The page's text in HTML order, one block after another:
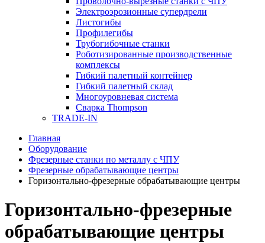
Электроэрозионные супердрели
Листогибы
Профилегибы
Трубогибочные станки
Роботизированные производственные
комплексы
Гибкий палетный контейнер
Гибкий палетный склад
Многоуровневая система
Сварка Thompson
TRADE-IN
Главная
Оборудование
Фрезерные станки по металлу с ЧПУ
Фрезерные обрабатывающие центры
Горизонтально-фрезерные обрабатывающие центры
Горизонтально-фрезерные
обрабатывающие центры